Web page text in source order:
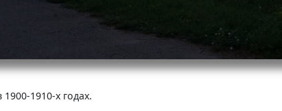
1910-х годах.